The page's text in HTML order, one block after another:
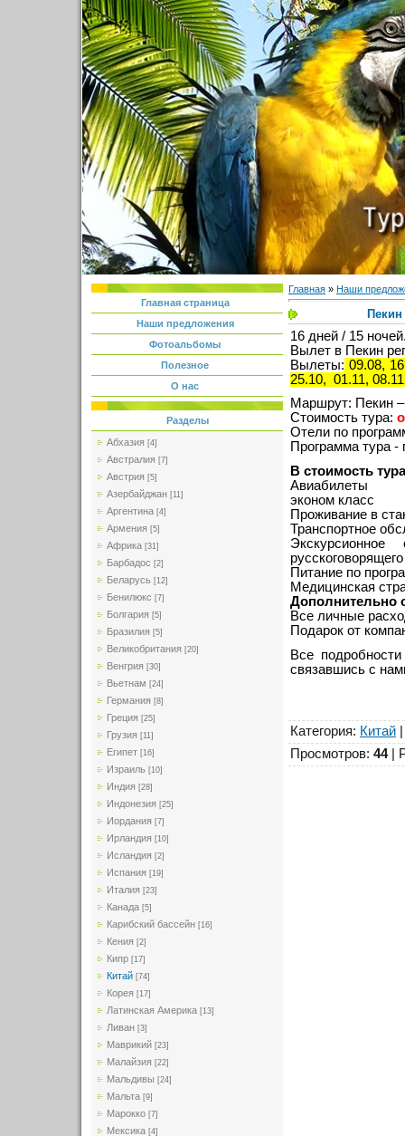
Главная страница
Наши предложения
Фотоальбомы
Полезное
О нас
Разделы
Абхазия [4]
Австралия [7]
Австрия [5]
Азербайджан [11]
Аргентина [4]
Армения [5]
Африка [31]
Барбадос [2]
Беларусь [12]
Бенилюкс [7]
Болгария [5]
Бразилия [5]
Великобритания [20]
Венгрия [30]
Вьетнам [24]
Германия [8]
Греция [25]
Грузия [11]
Египет [16]
Израиль [10]
Индия [28]
Индонезия [25]
Иордания [7]
Ирландия [10]
Исландия [2]
Испания [19]
Италия [23]
Канада [5]
Карибский бассейн [16]
Кения [2]
Кипр [17]
Китай [74]
Корея [17]
Латинская Америка [13]
Ливан [3]
Маврикий [23]
Малайзия [22]
Мальдивы [24]
Мальта [9]
Марокко [7]
Мексика [4]
Главная » Наши
Пекин
16 дней / 15
Вылет в Пекин
Вылеты: 09.08,
25.10, 01.11,
Маршрут: Пекин
Стоимость тура:
Отели по
Программа тура -
В стоимость
Авиабилеты
эконом класс
Проживание в
Транспортное
Питание по
Медицинская
Дополнительно
Все личные
Подарок от
Все
связавшись с
Категория: Китай
Просмотров: 44|